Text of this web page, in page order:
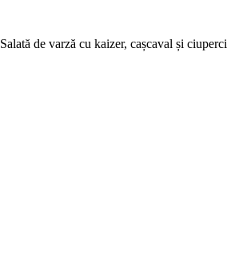
Salată de varză cu kaizer, cașcaval și ciuperci